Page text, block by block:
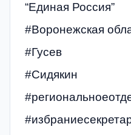
“Единая Россия”
#Воронежская
#Гусев
#Сидякин